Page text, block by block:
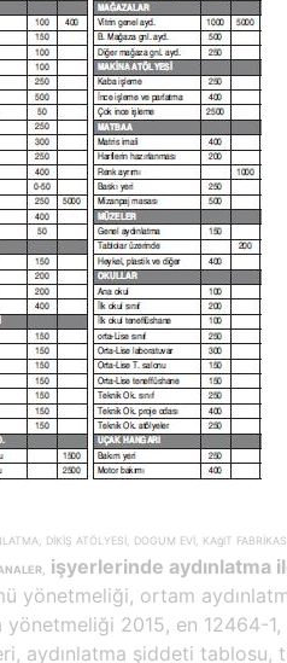
DİKİŞ ATÖLYESİ, DOGUM EVİ, KAğIT
işyerlerinde aydınlatma
yönetmeliği, ortam
2015, en 12464-
aydınlatma şiddeti tablosu,